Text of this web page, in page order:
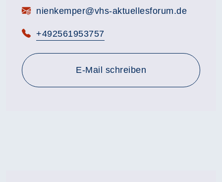
E-Mail:nienkemper@vhs-aktuellesforum.de
Telefon:
+492561953757
E-Mail schreiben